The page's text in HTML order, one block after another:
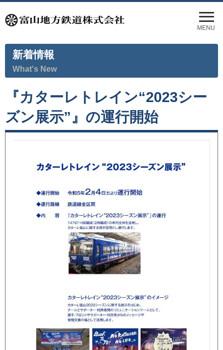
メ
ニ
ュ
ー
MENU
新着情報
What's New
『カターレトレイン“2023シー
ズン展示”』の運行開始